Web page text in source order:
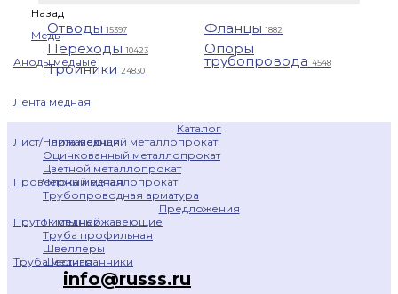
Назад
Медь
Аноды медные
Лента медная
Лист/Плита медная
Проволока медная
Пруток медный
Труба медная
Отводы15397
Переходы10423
Тройники 24830
Фланцы1882
Опоры
трубопровода 4548
Каталог
Нержавеющий металлопрокат
Оцинкованный металлопрокат
Цветной металлопрокат
Черный металлопрокат
Трубопроводная арматура
Предложения
Листы нержавеющие
Труба профильная
Швеллеры
Шестигранники
info@russs.ru